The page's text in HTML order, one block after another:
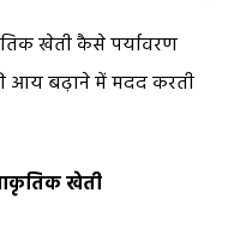
खेती कैसे पर्यावरण
आय बढ़ाने में मदद करती
खेती